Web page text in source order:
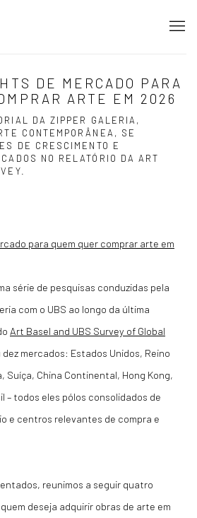
DE MERCADO PARA
ARTE EM 2026
DA ZIPPER GALERIA,
CONTEMPORÂNEA, SE
DE CRESCIMENTO E
NO RELATÓRIO DA ART
série de pesquisas conduzidas pela
com o UBS ao longo da última
Art Basel and UBS Survey of Global
dez mercados: Estados Unidos, Reino
Suíça, China Continental, Hong Kong,
– todos eles pólos consolidados de
e centros relevantes de compra e
reunimos a seguir quatro
deseja adquirir obras de arte em